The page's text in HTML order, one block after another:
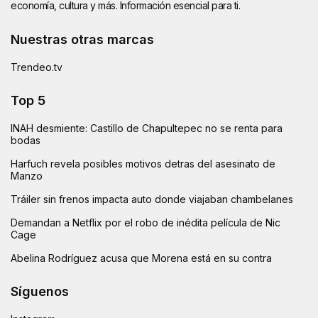
economía, cultura y más. Información esencial para ti.
Nuestras otras marcas
Trendeo.tv
Top 5
INAH desmiente: Castillo de Chapultepec no se renta para
bodas
Harfuch revela posibles motivos detras del asesinato de
Manzo
Tráiler sin frenos impacta auto donde viajaban chambelanes
Demandan a Netflix por el robo de inédita película de Nic
Cage
Abelina Rodríguez acusa que Morena está en su contra
Síguenos